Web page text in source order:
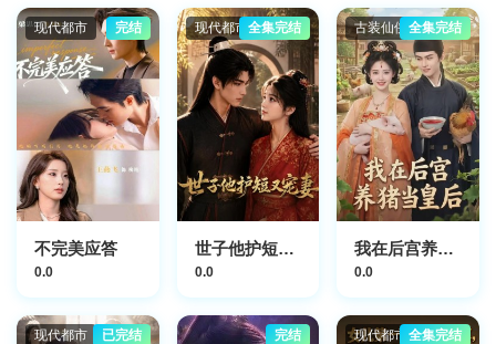
现代都市 完结
不完美应答
0.0
现代都市 全集完结
世子他护短又宠妻
0.0
古装仙侠 全集完结
我在后宫养猪当皇后
0.0
现代都市 已完结 完结 现代都市 全集完结